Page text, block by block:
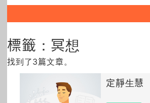
主頁 |||
社創薈動
藝士匹靈 雅共賞
所有主題
標籤：冥想
找到了3篇文章。
定靜生慧